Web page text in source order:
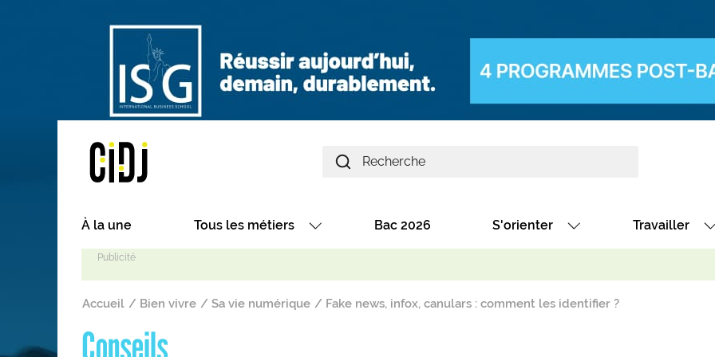
Main navigation
À la une Tous les métiers Bac 2026 S'orienter Travailler
Fil d'Ariane
Accueil Bien vivre Sa vie numérique Fake news, infox, canulars : comment les identifier ?
Conseils